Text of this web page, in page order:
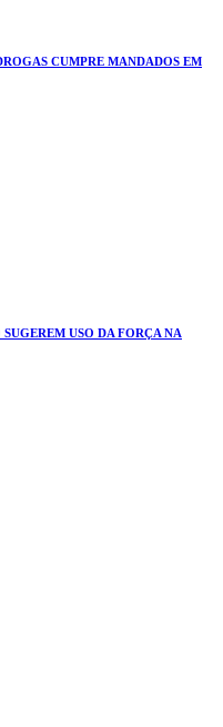
CUMPRE MANDADOS EM
USO DA FORÇA NA